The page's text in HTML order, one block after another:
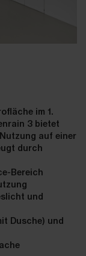
im 1.
3 bietet
auf einer
durch
Bereich
und
Dusche) und